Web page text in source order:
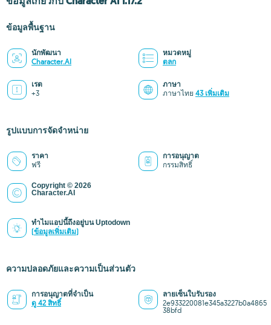
ข้อมูลพื้นฐาน
นักพัฒนา
Character.AI
หมวดหมู่
ตลก
เรต
+3
ภาษา
ภาษาไทย 43 เพิ่มเติม
รูปแบบการจัดจำหน่าย
ราคา
ฟรี
การอนุญาต
กรรมสิทธิ์
Copyright © 2026
Character.AI
ทำไมแอปนี้ถึงอยู่บน Uptodown
(ข้อมูลเพิ่มเติม)
ความปลอดภัยและความเป็นส่วนตัว
การอนุญาตที่จำเป็น
ดู 42 สิทธิ์
ลายเซ็นใบรับรอง
2e933220081e345a3227b0a4865
38bfd